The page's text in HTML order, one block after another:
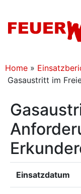
Home »
Gasaustritt im
Einsatzdatum